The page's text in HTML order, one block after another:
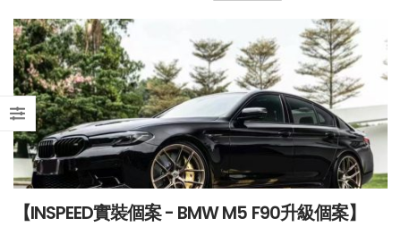
●INSPEED 380mm碳陶碟
●BELFE EPB 電子手剎
**制動套裝適用於21吋或以上車鈴安裝。
【INSPEED實裝個案 - BMW M5 F90升級個案】